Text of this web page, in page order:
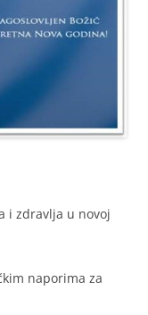
i zdravlja u novoj
naporima za